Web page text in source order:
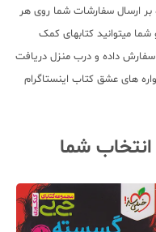
علاوه بر ارسال سفارشات شما روی هر
میتوانید کتابهای کمک
سفارش داده و درب منزل دریافت
های عشق کتاب اینستاگرام
شما